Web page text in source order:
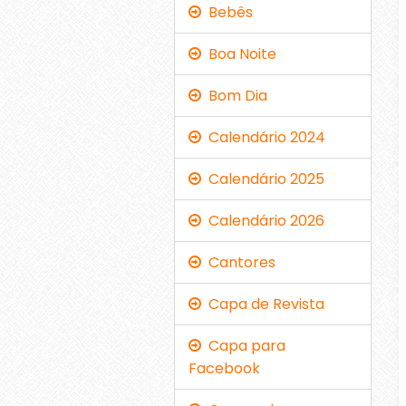
Bebês
Boa Noite
Bom Dia
Calendário 2024
Calendário 2025
Calendário 2026
Cantores
Capa de Revista
Capa para
Facebook